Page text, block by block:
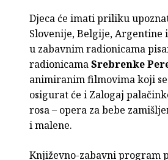
Djeca će imati priliku
Slovenije, Belgije,
u zabavnim radionicama
radionicamaSrebrenke
animiranim filmovima koji
osigurat će i Zalogaj
rosa – opera za bebe
i malene.
Književno-zabavni program